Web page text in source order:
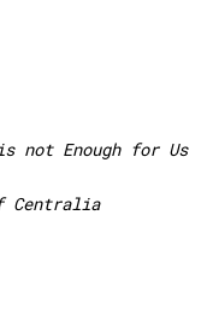
not Enough for Us
Centralia